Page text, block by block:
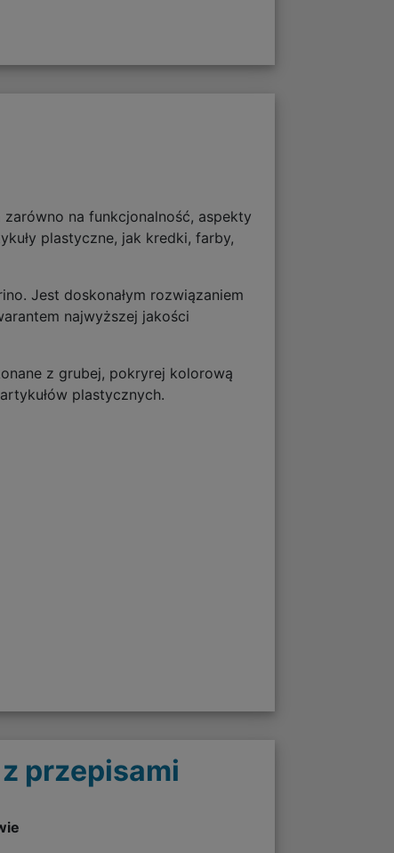
na funkcjonalność, aspekty
plastyczne, jak kredki, farby,
Jest doskonałym rozwiązaniem
najwyższej jakości
z grubej, pokryrej kolorową
plastycznych.
przepisami